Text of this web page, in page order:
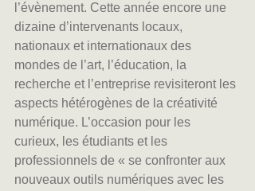
l’évènement. Cette année encore une
dizaine d’intervenants locaux,
nationaux et internationaux des
mondes de l’art, l’éducation, la
recherche et l’entreprise revisiteront les
aspects hétérogènes de la créativité
numérique. L’occasion pour les
curieux, les étudiants et les
professionnels de « se confronter aux
nouveaux outils numériques avec les